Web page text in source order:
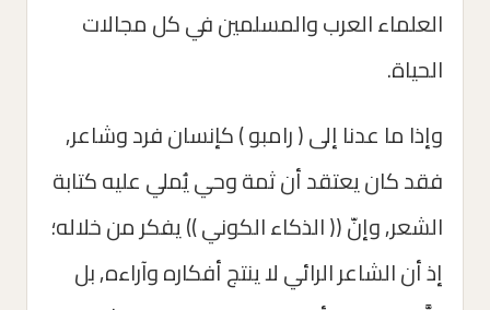
العلماء العرب والمسلمين في كل مجالات
الحياة.
وإذا ما عدنا إلى ( رامبو ) كإنسان فرد وشاعر,
فقد كان يعتقد أن ثمة وحي يُملي عليه كتابة
الشعر, وإنّ (( الذكاء الكوني )) يفكر من خلاله؛
إذ أن الشاعر الرائي لا ينتج أفكاره وآراءه, بل